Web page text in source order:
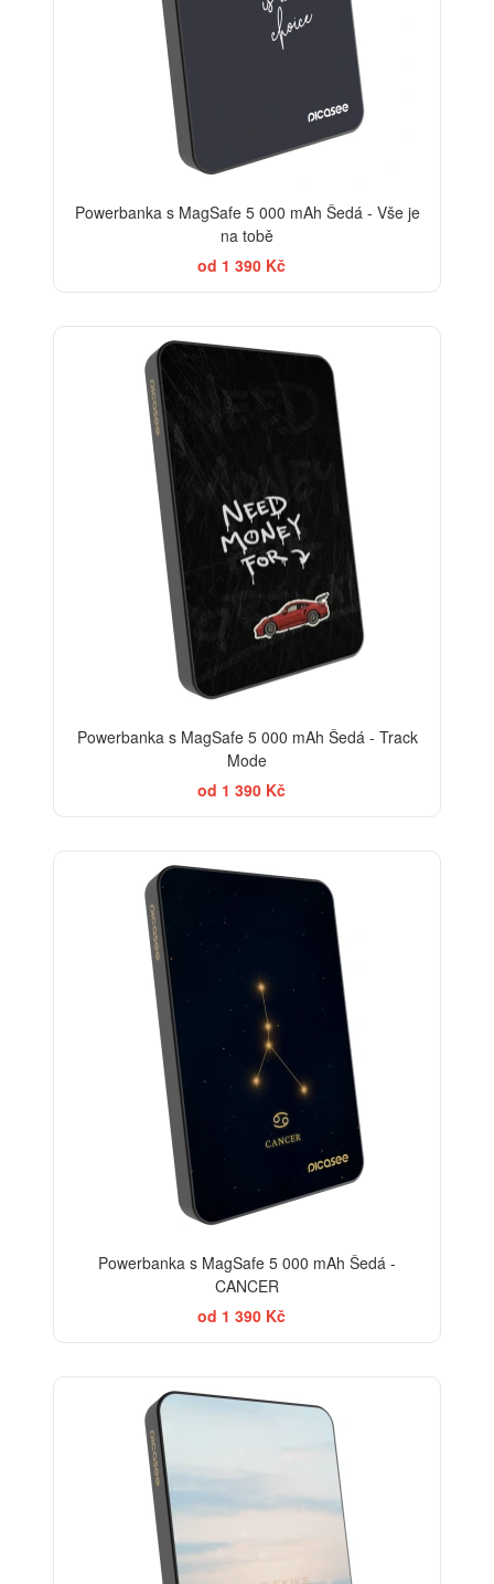
Powerbanka s MagSafe 5 000 mAh Šedá - Vše je
na tobě
od 1 390 Kč
Powerbanka s MagSafe 5 000 mAh Šedá - Track
Mode
od 1 390 Kč
Powerbanka s MagSafe 5 000 mAh Šedá -
CANCER
od 1 390 Kč